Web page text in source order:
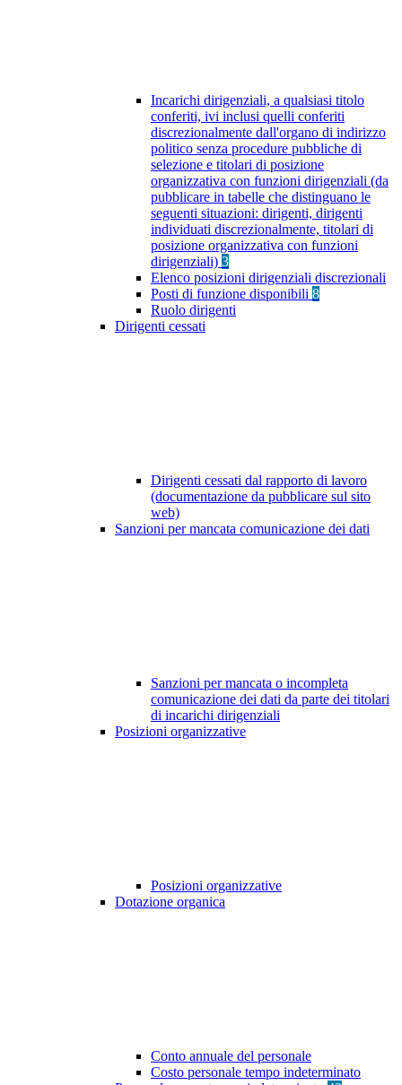
Incarichi dirigenziali, a qualsiasi titolo
conferiti, ivi inclusi quelli conferiti
discrezionalmente dall'organo di indirizzo
politico senza procedure pubbliche di
selezione e titolari di posizione
organizzativa con funzioni dirigenziali (da
pubblicare in tabelle che distinguano le
seguenti situazioni: dirigenti, dirigenti
individuati discrezionalmente, titolari di
posizione organizzativa con funzioni
dirigenziali) 3
Elenco posizioni dirigenziali discrezionali
Posti di funzione disponibili 8
Ruolo dirigenti
Dirigenti cessati
Dirigenti cessati dal rapporto di lavoro
(documentazione da pubblicare sul sito
web)
Sanzioni per mancata comunicazione dei dati
Sanzioni per mancata o incompleta
comunicazione dei dati da parte dei titolari
di incarichi dirigenziali
Posizioni organizzative
Posizioni organizzative
Dotazione organica
Conto annuale del personale
Costo personale tempo indeterminato